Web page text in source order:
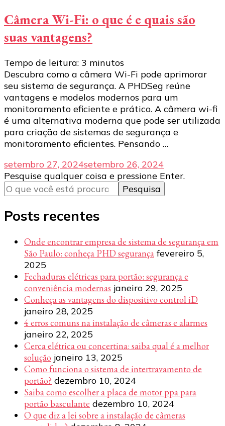
Câmera Wi-Fi: o que é e quais são
suas vantagens?
Tempo de leitura: 3 minutos
Descubra como a câmera Wi-Fi pode aprimorar
seu sistema de segurança. A PHDSeg reúne
vantagens e modelos modernos para um
monitoramento eficiente e prático. A câmera wi-fi
é uma alternativa moderna que pode ser utilizada
para criação de sistemas de segurança e
monitoramento eficientes. Pensando …
setembro 27, 2024setembro 26, 2024
Procurando
algo?
Pesquise qualquer coisa e pressione Enter.
Posts recentes
Onde encontrar empresa de sistema de segurança em
São Paulo: conheça PHD segurança fevereiro 5,
2025
Fechaduras elétricas para portão: segurança e
conveniência modernas janeiro 29, 2025
Conheça as vantagens do dispositivo control iD
janeiro 28, 2025
4 erros comuns na instalação de câmeras e alarmes
janeiro 22, 2025
Cerca elétrica ou concertina: saiba qual é a melhor
solução janeiro 13, 2025
Como funciona o sistema de intertravamento de
portão? dezembro 10, 2024
Saiba como escolher a placa de motor ppa para
portão basculante dezembro 10, 2024
O que diz a lei sobre a instalação de câmeras